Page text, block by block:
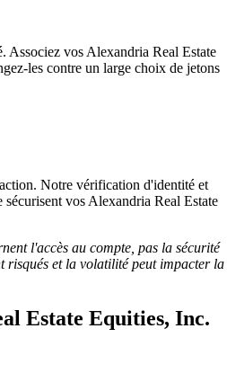
Associez vos Alexandria Real Estate
les contre un large choix de jetons
Notre vérification d'identité et
vos Alexandria Real Estate
l'accès au compte, pas la sécurité
risqués et la volatilité peut impacter la
Estate Equities, Inc.